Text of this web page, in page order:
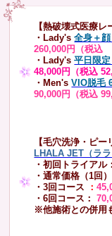
【熱破壊式医療レ
・Lady's 全身＋
260,000円（税込
・Lady's平日限
48,000円（税込
・Men's VIO脱毛
90,000円（税込
【毛穴洗浄・ピー
LHALA JET（ララ
・初回トライアル
・通常価格（1回）
・3回コース ：
・6回コース：
※他施術との併用